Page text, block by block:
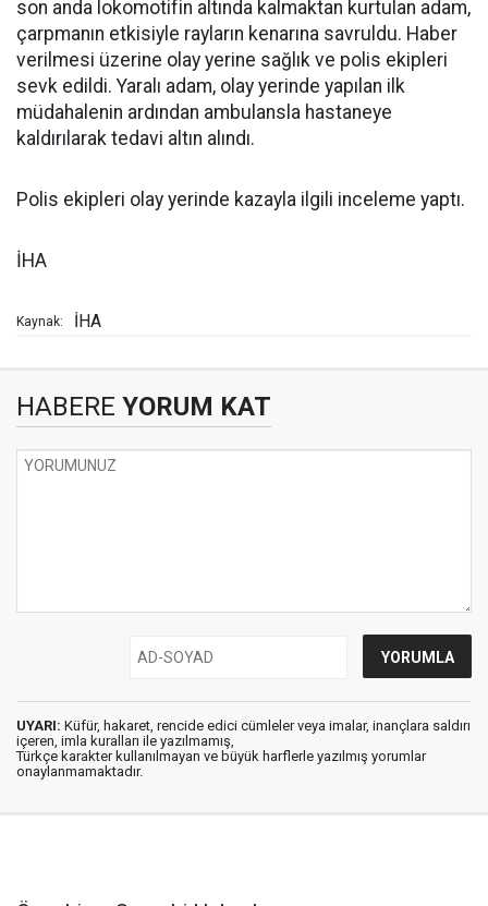
son anda lokomotifin altında kalmaktan kurtulan adam,
çarpmanın etkisiyle rayların kenarına savruldu. Haber
verilmesi üzerine olay yerine sağlık ve polis ekipleri
sevk edildi. Yaralı adam, olay yerinde yapılan ilk
müdahalenin ardından ambulansla hastaneye
kaldırılarak tedavi altın alındı.
Polis ekipleri olay yerinde kazayla ilgili inceleme yaptı.
İHA
Kaynak: İHA
HABERE YORUM KAT
UYARI: Küfür, hakaret, rencide edici cümleler veya imalar, inançlara saldırı
içeren, imla kuralları ile yazılmamış,
Türkçe karakter kullanılmayan ve büyük harflerle yazılmış yorumlar
onaylanmamaktadır.